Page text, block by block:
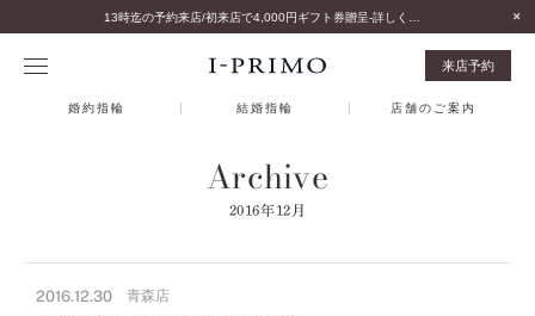
来店予約
婚約指輪 結婚指輪 店舗のご案内
Archive
2016年12月
2016.12.30 青森店